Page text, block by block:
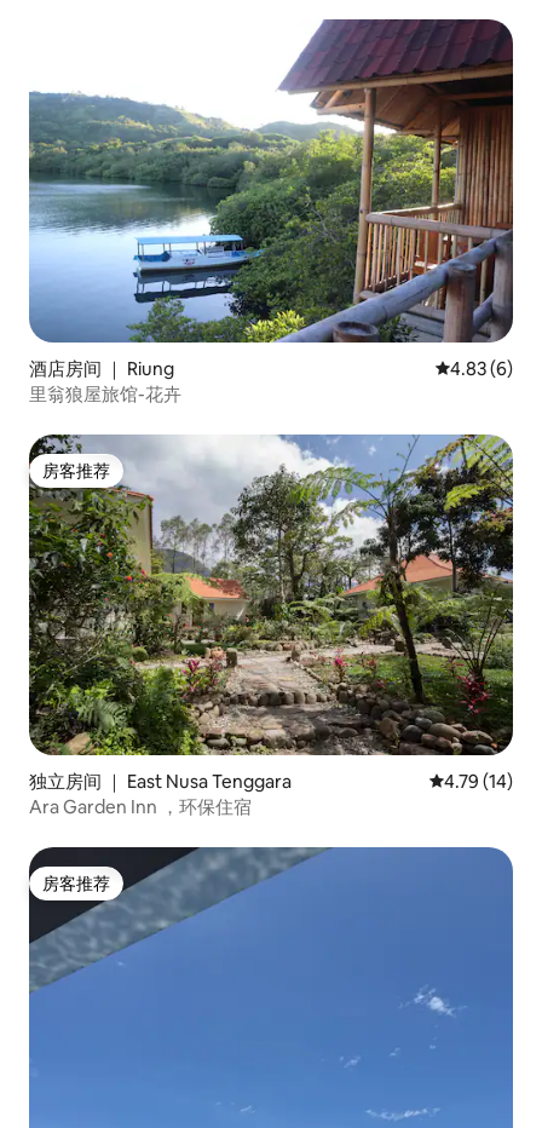
酒店房间 ｜ Riung 平均评分
4.83 (6)
里翁狼屋旅馆-花卉
房客推荐
房客推荐
独立房间 ｜ East Nusa Tenggara 平均评分
4.79 (14)
Ara Garden Inn ，环保住宿
房客推荐
房客推荐